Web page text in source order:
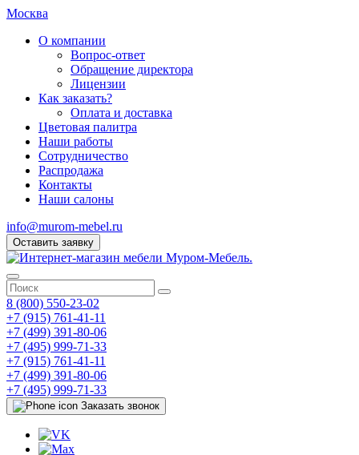
Москва
О компании
Вопрос-ответ
Обращение директора
Лицензии
Как заказать?
Оплата и доставка
Цветовая палитра
Наши работы
Сотрудничество
Распродажа
Контакты
Наши салоны
info@murom-mebel.ru
Оставить заявку
8 (800) 550-23-02
+7 (915) 761-41-11
+7 (499) 391-80-06
+7 (495) 999-71-33
+7 (915) 761-41-11
+7 (499) 391-80-06
+7 (495) 999-71-33
Заказать звонок